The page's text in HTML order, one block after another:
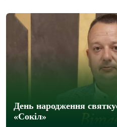
День народження
«Сокіл»